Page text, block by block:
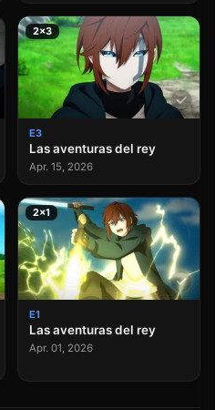
2×3
E3
Las aventuras del rey
Apr. 15, 2026
2×1
E1
Las aventuras del rey
Apr. 01, 2026